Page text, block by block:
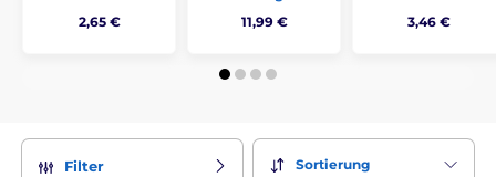
2,65 €
11,99 €
3,46 €
Filter Sortierung